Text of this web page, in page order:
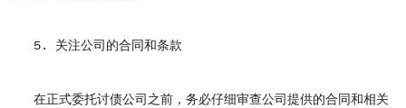
5. 关注公司的合同和条款
在正式委托讨债公司之前，务必仔细审查公司提供的合同和相关